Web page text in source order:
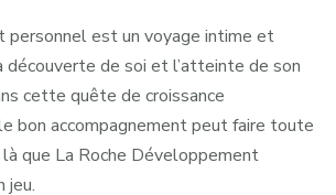
personnel est un voyage intime et
découverte de soi et l’atteinte de son
cette quête de croissance
bon accompagnement peut faire toute
là que La Roche Développement
jeu.